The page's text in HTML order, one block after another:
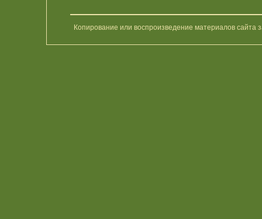
Копирование или воспроизведение материалов сайта